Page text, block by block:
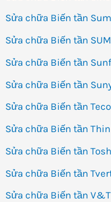
Sửa chữa Biến tần
Sửa chữa Biến tần
Sửa chữa Biến tần
Sửa chữa Biến tần
Sửa chữa Biến tần Teco
Sửa chữa Biến tần
Sửa chữa Biến tần
Sửa chữa Biến tần
Sửa chữa Biến tần V&T